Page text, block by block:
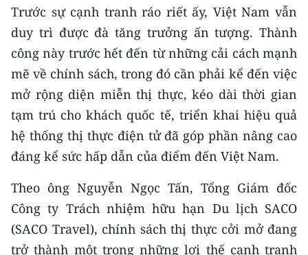
TIN MỚI
TIN ĐỊA PHƯƠNG
Trung du và miền núi phía Bắc
Đồng bằng sông Hồng
Bắc Trung Bộ
Nguyên
Đông Nam Bộ
Đồng bằng sông Cửu Long
Trước sự cạnh tranh ráo riết ấy, Việt Nam vẫn
duy trì được đà tăng trưởng ấn tượng. Thành
công này trước hết đến từ những cải cách mạnh
mẽ về chính sách, trong đó cần phải kể đến việc
mở rộng diện miễn thị thực, kéo dài thời gian
tạm trú cho khách quốc tế, triển khai hiệu quả
hệ thống thị thực điện tử đã góp phần nâng cao
đáng kể sức hấp dẫn của điểm đến Việt Nam.
Theo ông Nguyễn Ngọc Tấn, Tổng Giám đốc
Công ty Trách nhiệm hữu hạn Du lịch SACO
(SACO Travel), chính sách thị thực cởi mở đang
trở thành một trong những lợi thế cạnh tranh